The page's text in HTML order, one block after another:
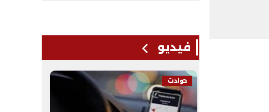
فيديو
حوادث